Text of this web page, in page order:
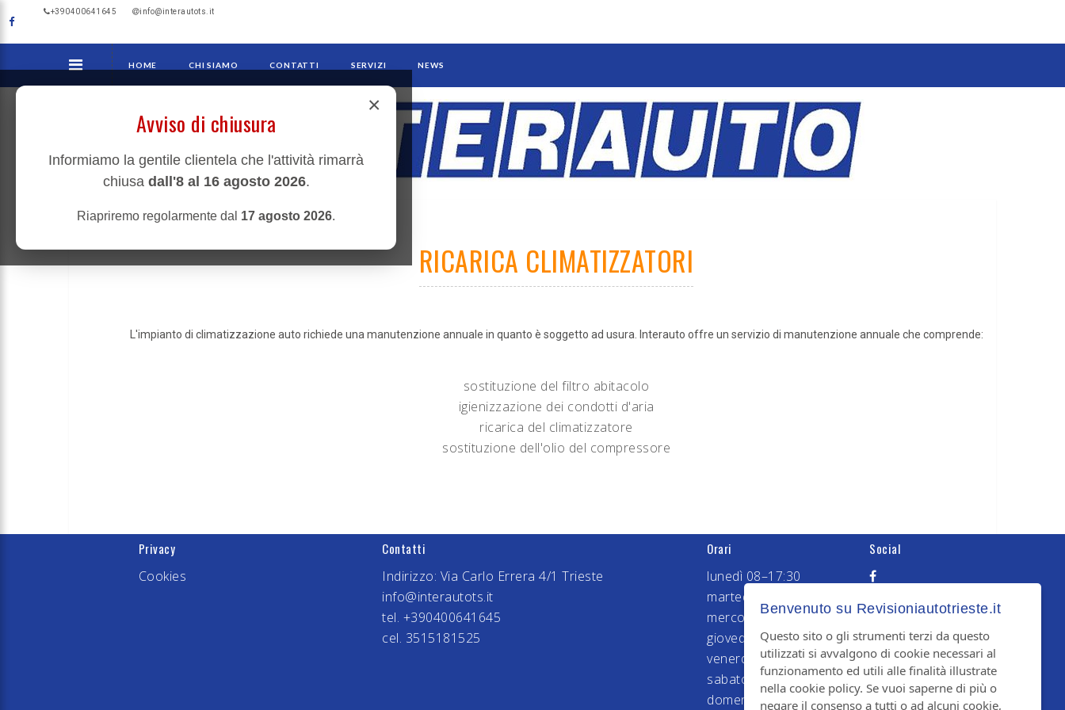
+390400641645 info@interautots.it
HOME CHI SIAMO CONTATTI SERVIZI NEWS
RICARICA CLIMATIZZATORI
L'impianto di climatizzazione auto richiede una manutenzione annuale in quanto è soggetto ad usura. Interauto offre un servizio di manutenzione annuale che comprende:
sostituzione del filtro abitacolo
igienizzazione dei condotti d'aria
ricarica del climatizzatore
sostituzione dell'olio del compressore
Privacy
Cookies
Contatti
Indirizzo: Via Carlo Errera 4/1 Trieste
info@interautots.it
tel. +390400641645
cel. 3515181525
Orari
lunedì 08–17:30
martedì 08–17:30
mercoledì 08–17:30
giovedì 08–17:30
venerdì 08–17:30
sabato 08:30–12:30
domenica Chiuso
Social
×
Avviso di chiusura
Informiamo la gentile clientela che l'attività rimarrà
chiusa dall'8 al 16 agosto 2026.
Riapriremo regolarmente dal 17 agosto 2026.
Benvenuto su Revisioniautotrieste.it
Questo sito o gli strumenti terzi da questo
utilizzati si avvalgono di cookie necessari al
funzionamento ed utili alle finalità illustrate
nella cookie policy. Se vuoi saperne di più o
negare il consenso a tutti o ad alcuni cookie,